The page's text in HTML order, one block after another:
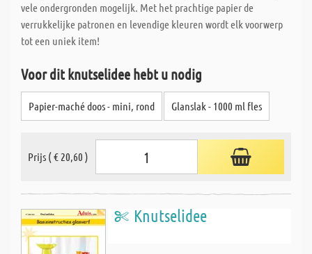
vele ondergronden mogelijk. Met het prachtige papier de
verrukkelijke patronen en levendige kleuren wordt elk voorwerp
tot een uniek item!
Voor dit knutselidee hebt u nodig
Papier-maché doos - mini, rond Glanslak - 1000 ml fles
Prijs ( € 20,60 )
Knutselidee